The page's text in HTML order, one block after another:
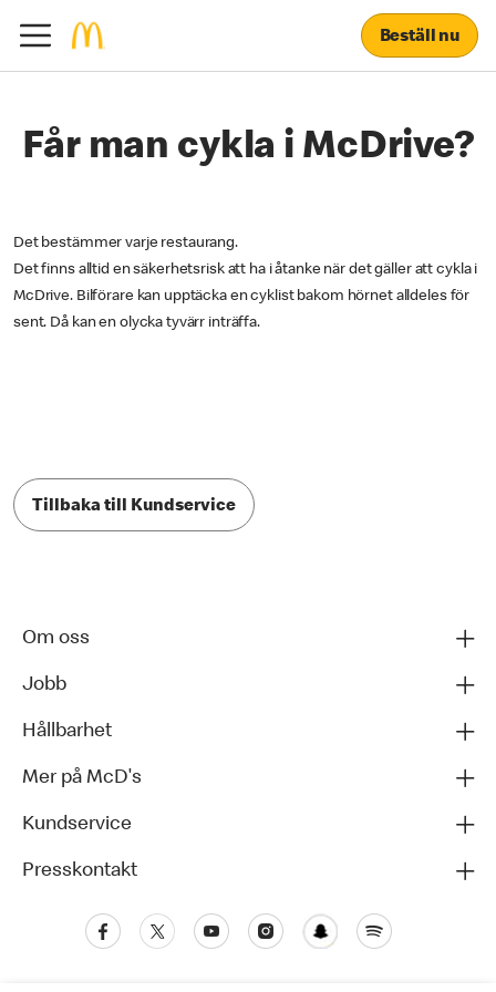
Beställ nu
Får man cykla i McDrive?
Det bestämmer varje restaurang.
Det finns alltid en säkerhetsrisk att ha i åtanke när det gäller att cykla i
McDrive. Bilförare kan upptäcka en cyklist bakom hörnet alldeles för
sent. Då kan en olycka tyvärr inträffa.
Tillbaka till Kundservice
Om oss
Jobb
Hållbarhet
Mer på McD's
Kundservice
Presskontakt